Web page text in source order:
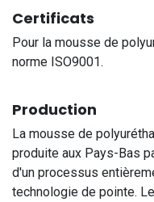
Certificats
Pour la mousse de
norme ISO9001.
Production
La mousse de
produite aux Pays-Bas
d'un processus
technologie de pointe.